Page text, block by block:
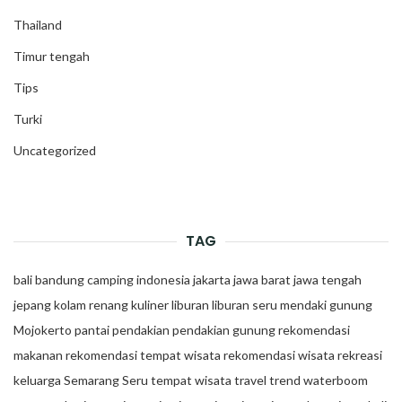
Thailand
Timur tengah
Tips
Turki
Uncategorized
TAG
balibandungcampingindonesia jakarta jawa barat jawa tengah
jepangkolam renangkulinerliburan liburan seru mendaki gunung
Mojokerto pantaipendakian pendakian gunungrekomendasi
makanan rekomendasi tempat wisata rekomendasi wisata rekreasi
keluarga SemarangSeru tempat wisata travel trend waterboom